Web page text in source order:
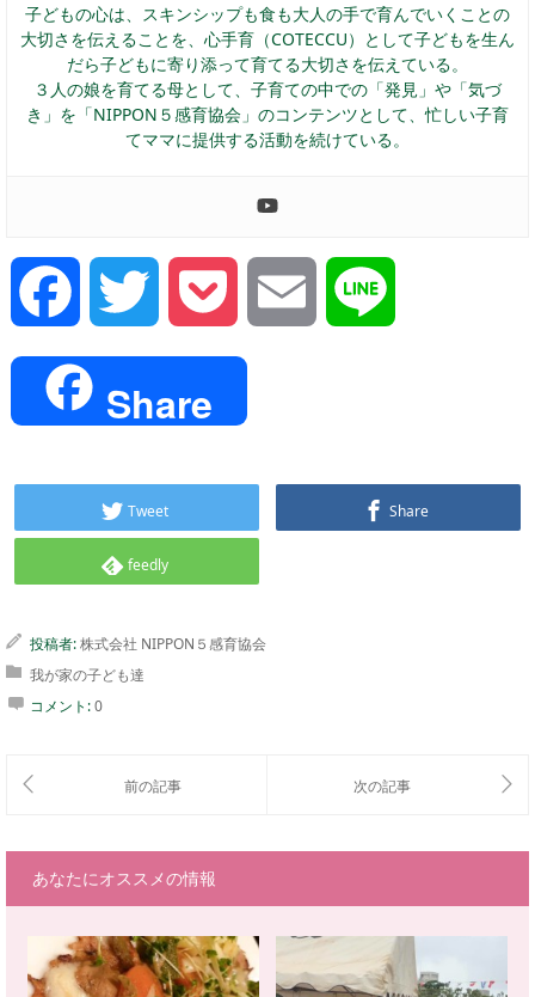
子どもの心は、スキンシップも食も大人の手で育んでいくことの
大切さを伝えることを、心手育（COTECCU）として子どもを生ん
だら子どもに寄り添って育てる大切さを伝えている。
３人の娘を育てる母として、子育ての中での「発見」や「気づ
き」を「NIPPON５感育協会」のコンテンツとして、忙しい子育
てママに提供する活動を続けている。
Facebook Twitter Pocket Email
Share
Tweet Share
feedly
投稿者:株式会社 NIPPON５感育協会
我が家の子ども達
コメント:0
あなたにオススメの情報